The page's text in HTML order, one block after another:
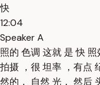
快
12:04
Speaker A
照的 色调 这就 是 快
拍摄 ，很 坦率 ，有点
然的， 自然 光， 然后